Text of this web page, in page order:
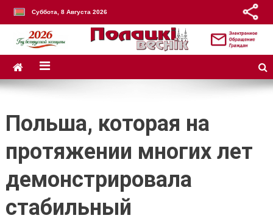
Суббота, 8 Августа 2026
Польша, которая на
протяжении многих лет
демонстрировала
стабильный